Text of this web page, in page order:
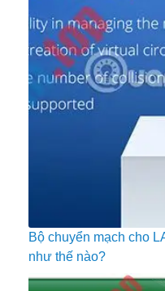
Bộ chuyển mạch cho
như thế nào?